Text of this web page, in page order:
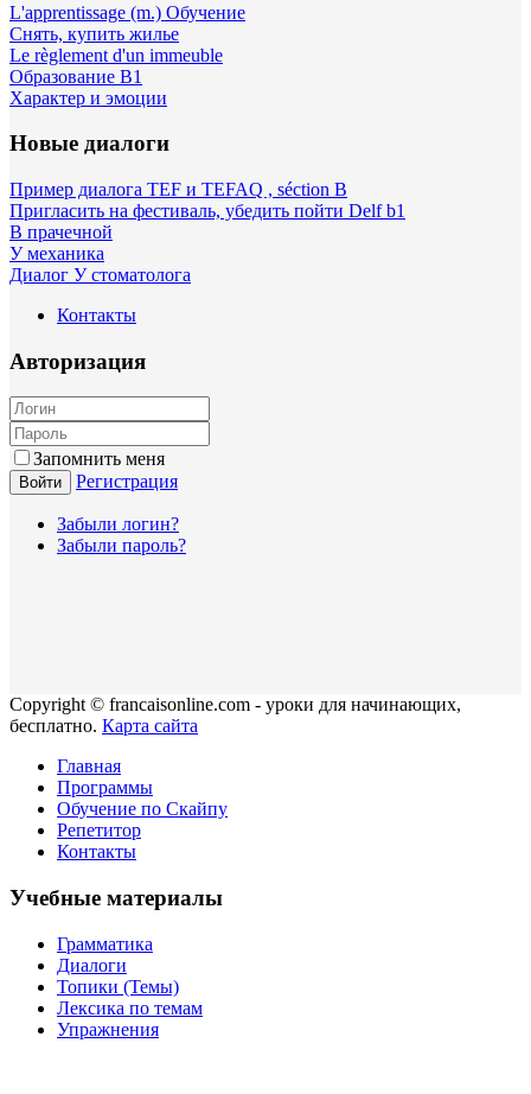
L'apprentissage (m.) Обучение
Снять, купить жилье
Le règlement d'un immeuble
Образование B1
Характер и эмоции
Новые диалоги
Пример диалога TEF и TEFAQ , séction B
Пригласить на фестиваль, убедить пойти Delf b1
В прачечной
У механика
Диалог У стоматолога
Контакты
Авторизация
Запомнить меня
Войти Регистрация
Забыли логин?
Забыли пароль?
Copyright © francaisonline.com - уроки для начинающих,
бесплатно. Карта сайта
Главная
Программы
Обучение по Скайпу
Репетитор
Контакты
Учебные материалы
Грамматика
Диалоги
Топики (Темы)
Лексика по темам
Упражнения